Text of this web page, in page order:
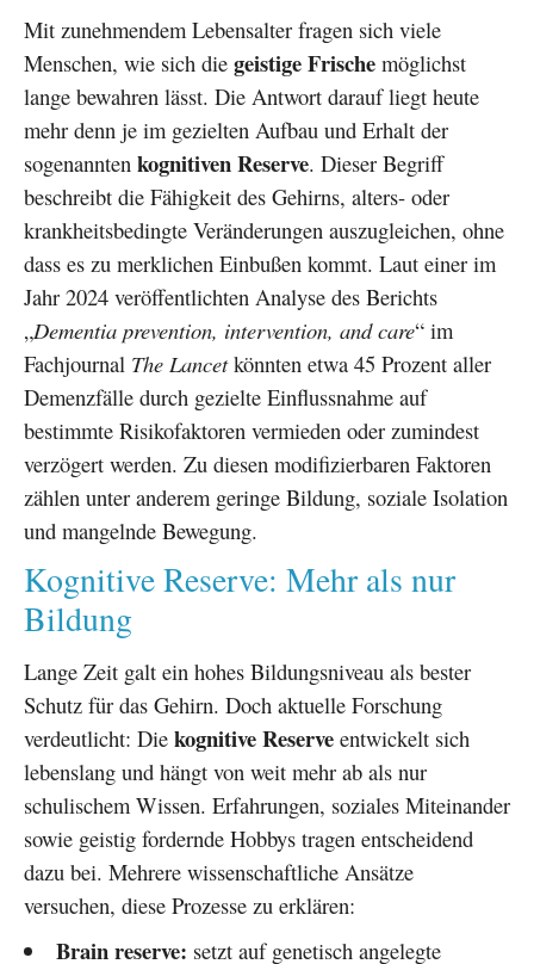
Mit zunehmendem Lebensalter fragen sich viele
Menschen, wie sich die geistige Frische möglichst
lange bewahren lässt. Die Antwort darauf liegt heute
mehr denn je im gezielten Aufbau und Erhalt der
sogenannten kognitiven Reserve. Dieser Begriff
beschreibt die Fähigkeit des Gehirns, alters- oder
krankheitsbedingte Veränderungen auszugleichen, ohne
dass es zu merklichen Einbußen kommt. Laut einer im
Jahr 2024 veröffentlichten Analyse des Berichts
„Dementia prevention, intervention, and care“ im
Fachjournal The Lancetkönnten etwa 45 Prozent aller
Demenzfälle durch gezielte Einflussnahme auf
bestimmte Risikofaktoren vermieden oder zumindest
verzögert werden. Zu diesen modifizierbaren Faktoren
zählen unter anderem geringe Bildung, soziale Isolation
und mangelnde Bewegung.
Kognitive Reserve: Mehr als nur
Bildung
Lange Zeit galt ein hohes Bildungsniveau als bester
Schutz für das Gehirn. Doch aktuelle Forschung
verdeutlicht: Die kognitive Reserve entwickelt sich
lebenslang und hängt von weit mehr ab als nur
schulischem Wissen. Erfahrungen, soziales Miteinander
sowie geistig fordernde Hobbys tragen entscheidend
dazu bei. Mehrere wissenschaftliche Ansätze
versuchen, diese Prozesse zu erklären:
Brain reserve: setzt auf genetisch angelegte